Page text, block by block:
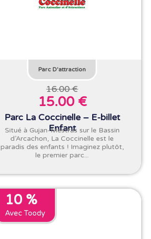
Parc D'attraction
16.00 €
15.00 €
Parc La Coccinelle – E-billet
Enfant
Situé à Gujan-Mestras sur le Bassin
d’Arcachon, La Coccinelle est le
paradis des enfants ! Imaginez plutôt,
le premier parc...
10 %
Avec Toody